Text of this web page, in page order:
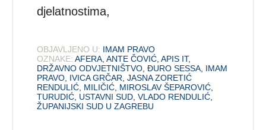
djelatnostima,
OBJAVLJENO U: IMAM PRAVO
OZNAKE: AFERA ,ANTE ČOVIĆ ,APIS IT,
DRŽAVNO ODVJETNIŠTVO ,ĐURO SESSA IMAM
PRAVO IVICA GRČAR ,JASNA ZORETIĆ
RENDULIĆ MILIČIĆ MIROSLAV ŠEPAROVIĆ
TURUDIĆ USTAVNI SUD ,VLADO RENDULIĆ
ŽUPANIJSKI SUD U ZAGREBU